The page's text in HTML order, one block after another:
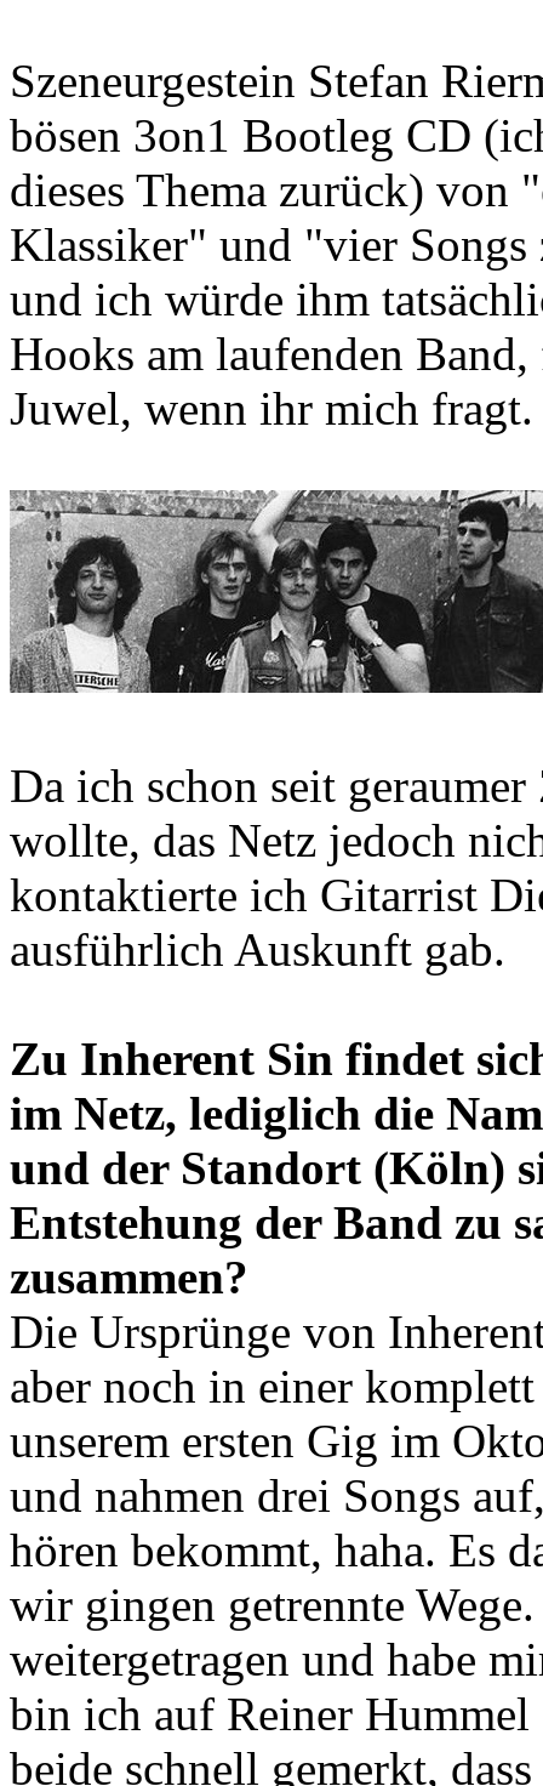
Szeneurgestein Stefan
bösen 3on1 Bootleg CD
dieses Thema zurück) von
Klassiker" und "vier
und ich würde ihm
Hooks am laufenden
Juwel, wenn ihr mich fragt.
Da ich schon seit
wollte, das Netz jedoch
kontaktierte ich Gitarrist
ausführlich Auskunft gab.
Zu Inherent Sin findet
im Netz, lediglich die
und der Standort (Köln)
Entstehung der Band zu
zusammen?
Die Ursprünge von
aber noch in einer
unserem ersten Gig im
und nahmen drei Songs
hören bekommt, haha. Es
wir gingen getrennte
weitergetragen und habe
bin ich auf Reiner
beide schnell gemerkt,